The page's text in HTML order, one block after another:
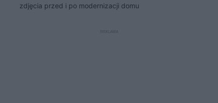
zdjęcia przed i po modernizacji domu